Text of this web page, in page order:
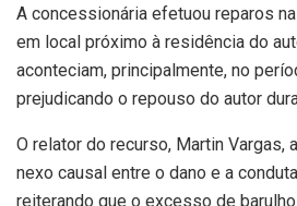
A concessionária efetuou reparos
em local próximo à residência do
aconteciam, principalmente, no
prejudicando o repouso do autor
O relator do recurso, Martin Vargas,
nexo causal entre o dano e a
reiterando que o excesso de